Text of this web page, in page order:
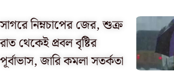
সাগরে নিম্নচাপের জের, শুক্র
রাত থেকেই প্রবল বৃষ্টির
পূর্বাভাস, জারি কমলা সতর্কতা